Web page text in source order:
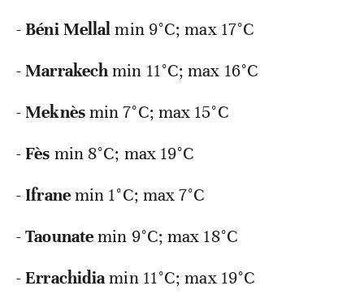
-Béni Mellalmin 9°C; max 17°C
-Marrakechmin 11°C; max 16°C
-Meknèsmin 7°C; max 15°C
-Fès min8°C; max 19°C
-Ifranemin 1°C; max 7°C
-Taounatemin 9°C; max 18°C
-Errachidiamin 11°C; max 19°C